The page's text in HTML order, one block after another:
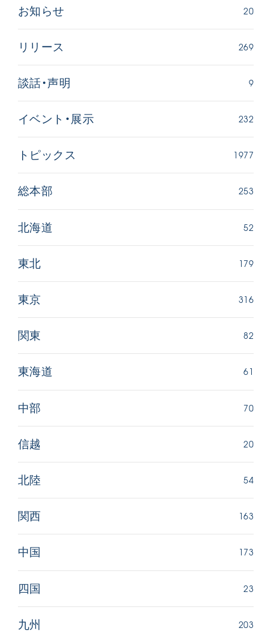
お知らせ 20
リリース 269
談話・声明 9
イベント・展示 232
トピックス 1977
総本部 253
北海道 52
東北 179
東京 316
関東 82
東海道 61
中部 70
信越 20
北陸 54
関西 163
中国 173
四国 23
九州 203